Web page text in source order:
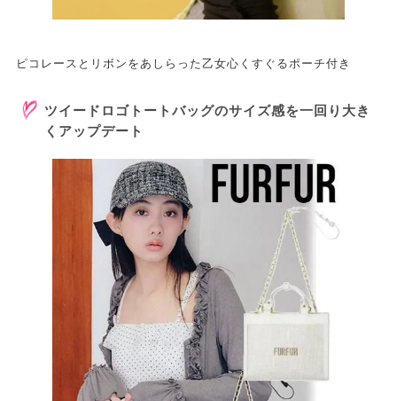
ピコレースとリボンをあしらった乙女心くすぐるポーチ付き
ツイードロゴトートバッグのサイズ感を一回り大き
くアップデート